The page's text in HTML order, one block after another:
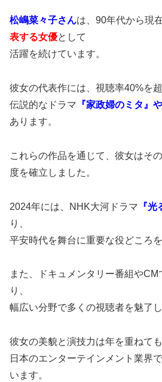
松嶋菜々子さんは、90年代から現
表する女優として
活躍を続けています。
彼女の代表作には、視聴率40%を
伝説的なドラマ 『家政婦のミタ』
あります。
これらの作品を通じて、彼女はそ
度を確立しました。
2024年には、NHK大河ドラマ 『光
り、
平安時代を舞台に重要な役どころ
また、ドキュメンタリー番組や
り、
幅広い分野で多くの視聴者を魅了し
彼女の美貌と演技力は年を重ねて
日本のエンターテインメント業界
います。